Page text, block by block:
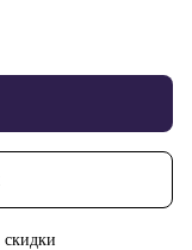
скидки